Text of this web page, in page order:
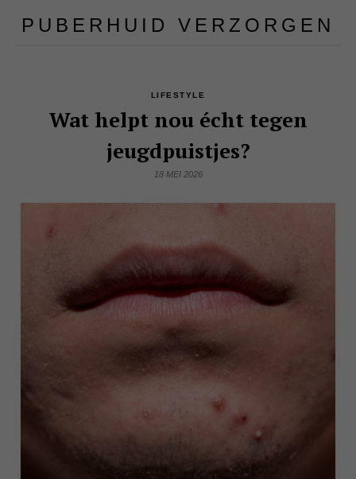
PUBERHUID VERZORGEN
LIFESTYLE
Wat helpt nou écht tegen
jeugdpuistjes?
18 MEI 2026